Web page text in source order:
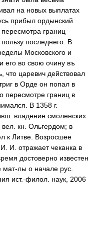
на новых выплатах
прибыл ордынский
границ
последнего. В
Московского и
его во свою очину въ
что царевич действовал
в Орде он попал в
пересмотре границ в
В 1358 г.
владение смоленских
вел. кн. Ольгердом; в
к Литве. Возросшее
И. отражает чеканка в
достоверно известен
лы о начале рус.
ист.-филол. наук, 2006